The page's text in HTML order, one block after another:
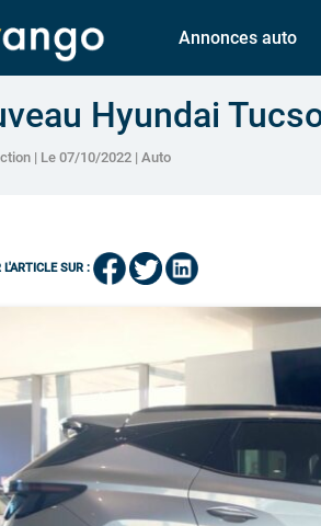
Annonces auto
Hyundai
| Le 07/10/2022 | Auto
L'ARTICLE SUR :